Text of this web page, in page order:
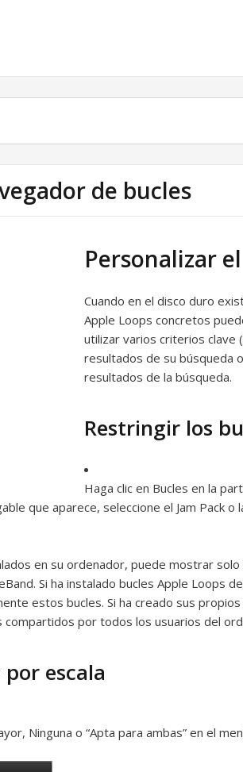
de bucles
Personalizar
Cuando en el disco duro
Apple Loops concretos
utilizar varios criterios clave
resultados de su búsqueda
resultados de la búsqueda.
Restringir los
Haga clic en Bucles en la
que aparece, seleccione el Jam Pack
en su ordenador, puede mostrar
Si ha instalado bucles Apple Loops
estos bucles. Si ha creado sus
compartidos por todos los usuarios del
escala
Ninguna o “Apta para ambas” en el